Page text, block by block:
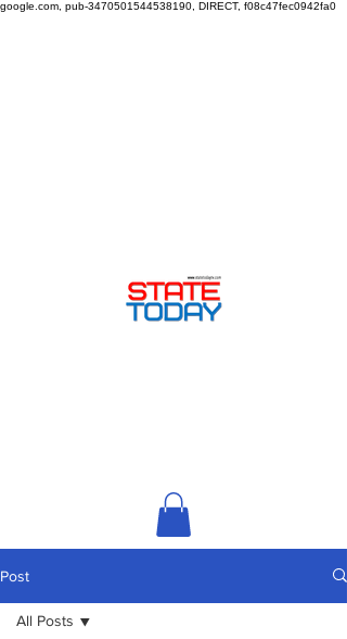
google.com, pub-3470501544538190, DIRECT, f08c47fec0942fa0
Post
All Posts